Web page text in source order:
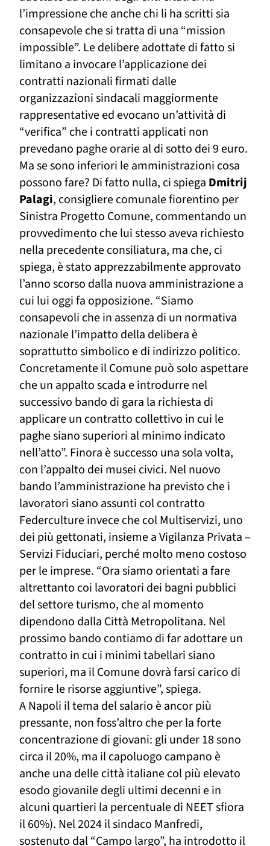
l’impressione cheanche chi li ha scritti sia
consapevoleche si tratta di una “mission
impossible”. Le delibere adottate di fatto si
limitano a invocare l’applicazione dei
contratti nazionali firmati dalle
organizzazioni sindacali maggiormente
rappresentative ed evocano un’attività di
“verifica” che i contratti applicati non
prevedano paghe orarie al di sotto dei 9 euro.
Ma se sono inferiori le amministrazioni cosa
possono fare? Di fatto nulla, ci spiega Dmitrij
Palagi, consigliere comunale fiorentino per
Sinistra Progetto Comune, commentando un
provvedimento che lui stesso aveva richiesto
nella precedente consiliatura, ma che, ci
spiega, è stato apprezzabilmente approvato
l’anno scorso dalla nuova amministrazione a
cui lui oggi fa opposizione. “Siamo
consapevoli che in assenza di un normativa
nazionale l’impatto della delibera è
soprattutto simbolico e di indirizzo politico.
Concretamente il Comune può solo aspettare
che un appalto scada e introdurre nel
successivo bando di gara la richiesta di
applicare un contratto collettivo in cui le
paghe siano superiori al minimo indicato
nell’atto”. Finora è successo una sola volta,
con l’appalto dei musei civici. Nel nuovo
bando l’amministrazione ha previsto che i
lavoratori siano assunti col contratto
Federculture invece che col Multiservizi, uno
dei più gettonati, insieme a Vigilanza Privata –
Servizi Fiduciari, perché molto meno costoso
per le imprese. “Ora siamo orientati a fare
altrettanto coi lavoratori dei bagni pubblici
del settore turismo, che al momento
dipendono dalla Città Metropolitana. Nel
prossimo bando contiamo di far adottare un
contratto in cui i minimi tabellari siano
superiori, ma il Comune dovrà farsi carico di
fornire le risorse aggiuntive”, spiega.
A Napoli il tema del salario è ancor più
pressante, non foss’altro che per laforte
concentrazione di giovani: gli under 18 sono
circa il 20%, ma il capoluogo campano è
ancheuna delle città italiane colpiù elevato
esodo giovanile degli ultimi decenni e in
alcuni quartieri la percentuale di NEET sfiora
il 60%). Nel 2024il sindaco Manfredi,
sostenuto dal“Campo largo”, ha introdotto il